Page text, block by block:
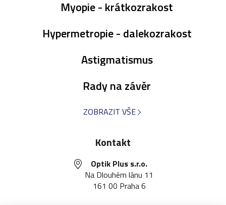
Myopie - krátkozrakost
Hypermetropie - dalekozrakost
Astigmatismus
Rady na závěr
ZOBRAZIT VŠE
Kontakt
Optik Plus s.r.o.
Na Dlouhém lánu 11
161 00 Praha 6